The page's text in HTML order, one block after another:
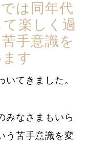
は同年代
楽しく過
手意識を
す
てきました。
みなさまもいら
う苦手意識を変